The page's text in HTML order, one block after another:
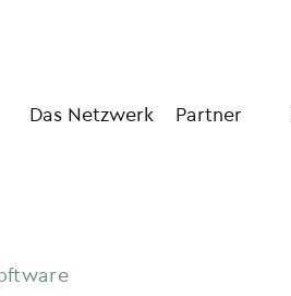
Das Netzwerk Partner